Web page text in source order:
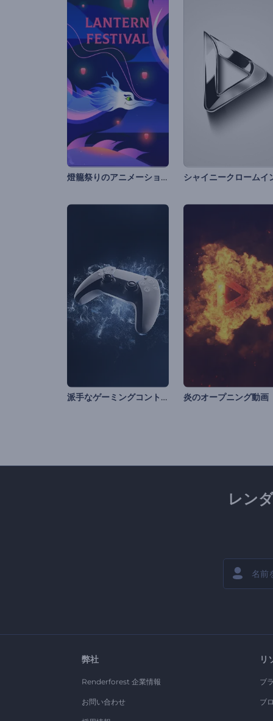
燈籠祭りのアニメーション
派手なゲーミングコントローラーのイントロ動画 炎のオープニング動画
レン
弊社
Renderforest 企業情報
お問い合わせ
リ
ブ
ブ